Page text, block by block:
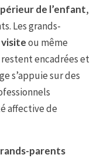
de l’enfant,
Les grands-
ou même
restent encadrées et
s’appuie sur des
affective de
parents